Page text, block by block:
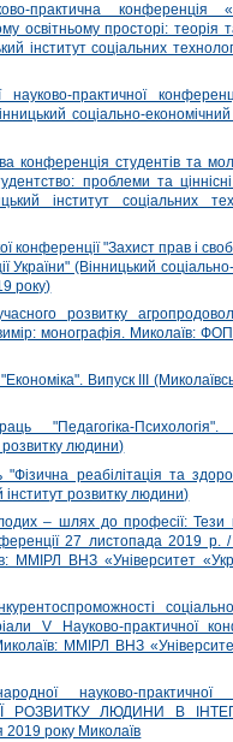
практична конференція
освітньому просторі: теорія
інститут соціальних
науково-практичної
соціально-економічний
конференція студентів та
проблеми та ціннісні
інститут соціальних
конференції "Захист прав і
України" (Вінницький
року)
розвитку
монографія. Миколаїв:
Випуск ІІІ
"Педагогіка-Психологія".
розвитку людини)
"Фізична реабілітація та
інститут розвитку людини)
– шлях до професії: Тези
27 листопада 2019 р.
ММIРЛ ВНЗ «Університет
V Науково-практичної
ММІРЛ ВНЗ
науково-практичної
РОЗВИТКУ ЛЮДИНИ В
року Миколаїв